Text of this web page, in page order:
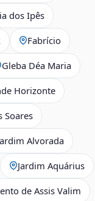
dos Ipês
Fabrício
Gleba Déa Maria
Horizonte
Soares
Alvorada
Jardim Aquárius
de Assis Valim